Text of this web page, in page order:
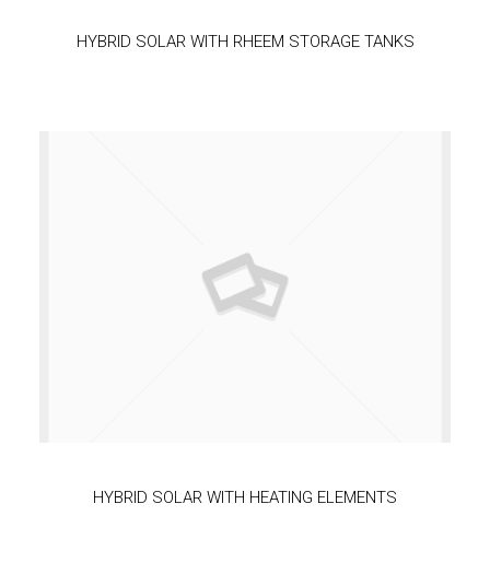
HYBRID SOLAR WITH RHEEM STORAGE TANKS
HYBRID SOLAR WITH HEATING ELEMENTS